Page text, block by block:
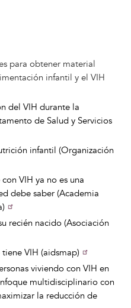
para obtener material
infantil y el VIH
del VIH durante la
de Salud y Servicios
infantil (Organización
VIH ya no es una
debe saber (Academia
recién nacido (Asociación
VIH (aidsmap)
viviendo con VIH en
multidisciplinario con
la reducción de